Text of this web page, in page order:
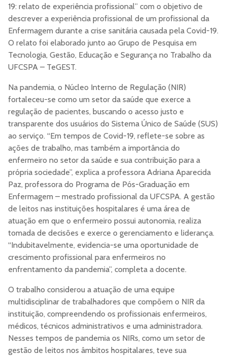
19: relato de experiência profissional” com o objetivo de
descrever a experiência profissional de um profissional da
Enfermagem durante a crise sanitária causada pela Covid-19.
O relato foi elaborado junto ao Grupo de Pesquisa em
Tecnologia, Gestão, Educação e Segurança no Trabalho da
UFCSPA – TeGEST.
Na pandemia, o Núcleo Interno de Regulação (NIR)
fortaleceu-se como um setor da saúde que exerce a
regulação de pacientes, buscando o acesso justo e
transparente dos usuários do Sistema Único de Saúde (SUS)
ao serviço. “Em tempos de Covid-19, reflete-se sobre as
ações de trabalho, mas também a importância do
enfermeiro no setor da saúde e sua contribuição para a
própria sociedade”, explica a professora Adriana Aparecida
Paz, professora do Programa de Pós-Graduação em
Enfermagem – mestrado profissional da UFCSPA. A gestão
de leitos nas instituições hospitalares é uma área de
atuação em que o enfermeiro possui autonomia, realiza
tomada de decisões e exerce o gerenciamento e liderança.
“Indubitavelmente, evidencia-se uma oportunidade de
crescimento profissional para enfermeiros no
enfrentamento da pandemia”, completa a docente.
O trabalho considerou a atuação de uma equipe
multidisciplinar de trabalhadores que compõem o NIR da
instituição, compreendendo os profissionais enfermeiros,
médicos, técnicos administrativos e uma administradora.
Nesses tempos de pandemia os NIRs, como um setor de
gestão de leitos nos âmbitos hospitalares, teve sua